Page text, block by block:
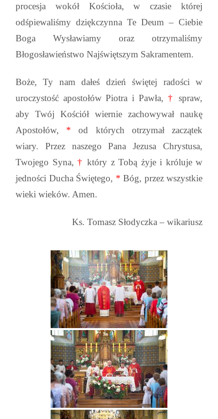
procesja wokół Kościoła, w czasie której
odśpiewaliśmy dziękczynna Te Deum – Ciebie
Boga Wysławiamy oraz otrzymaliśmy
Błogosławieństwo Najświętszym Sakramentem.
Boże, Ty nam dałeś dzień świętej radości w
uroczystość apostołów Piotra i Pawła, †
spraw,
aby Twój Kościół wiernie zachowywał naukę
Apostołów, * od których otrzymał zaczątek
wiary. Przez naszego Pana Jezusa Chrystusa,
Twojego Syna, † który z Tobą żyje i króluje w
jedności Ducha Świętego, * Bóg, przez wszystkie
wieki wieków. Amen.
Ks. Tomasz Słodyczka – wikariusz